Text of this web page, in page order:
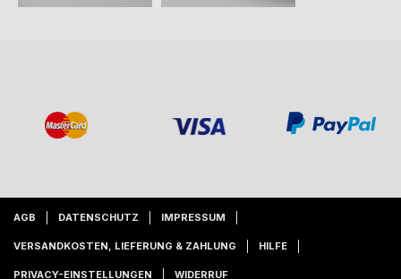
AGB DATENSCHUTZ IMPRESSUM
VERSANDKOSTEN, LIEFERUNG & ZAHLUNG HILFE
PRIVACY-EINSTELLUNGEN WIDERRUF